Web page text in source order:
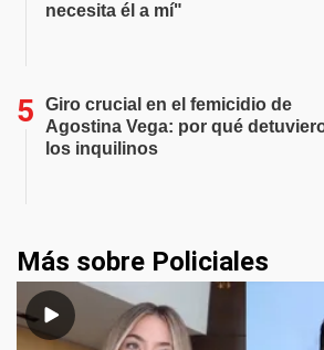
necesita él a mí"
Giro crucial en el femicidio de
Agostina Vega: por qué
los inquilinos
Más sobre Policiales